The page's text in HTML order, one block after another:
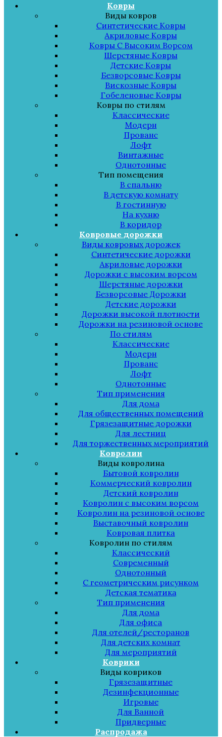
Ковры
Виды ковров
Синтетические Ковры
Акриловые Ковры
Ковры С Высоким Ворсом
Шерстяные Ковры
Детские Ковры
Безворсовые Ковры
Вискозные Ковры
Гобеленовые Ковры
Ковры по стилям
Классические
Модерн
Прованс
Лофт
Винтажные
Однотонные
Тип помещения
В спальню
В детскую комнату
В гостинную
На кухню
В коридор
Ковровые дорожки
Виды ковровых дорожек
Синтетические дорожки
Акриловые дорожки
Дорожки с высоким ворсом
Шерстяные дорожки
Безворсовые Дорожки
Детские дорожки
Дорожки высокой плотности
Дорожки на резиновой основе
По стилям
Классические
Модерн
Прованс
Лофт
Однотонные
Тип применения
Для дома
Для общественных помещений
Грязезащитные дорожки
Для лестниц
Для торжественных мероприятий
Ковролин
Виды ковролина
Бытовой ковролин
Коммерческий ковролин
Детский ковролин
Ковролин с высоким ворсом
Ковролин на резиновой основе
Выставочный ковролин
Ковровая плитка
Ковролин по стилям
Классический
Современный
Однотонный
С геометрическим рисунком
Детская тематика
Тип применения
Для дома
Для офиса
Для отелей/ресторанов
Для детских комнат
Для мероприятий
Коврики
Виды ковриков
Грязезащитные
Дезинфекционные
Игровые
Для Ванной
Придверные
Распродажа